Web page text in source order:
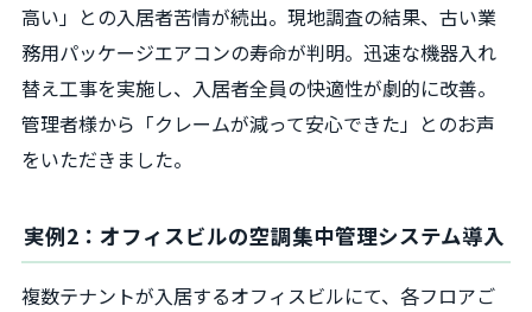
高い」との入居者苦情が続出。現地調査の結果、古い業
務用パッケージエアコンの寿命が判明。迅速な機器入れ
替え工事を実施し、入居者全員の快適性が劇的に改善。
管理者様から「クレームが減って安心できた」とのお声
をいただきました。
実例2：オフィスビルの空調集中管理システム導入
複数テナントが入居するオフィスビルにて、各フロアご